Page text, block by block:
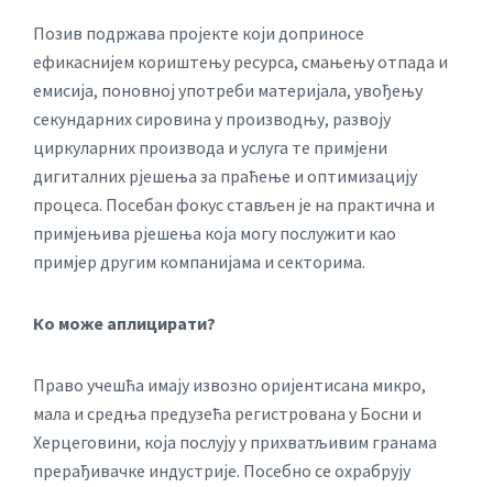
Позив подржава пројекте који доприносе
ефикаснијем кориштењу ресурса, смањењу отпада и
емисија, поновној употреби материјала, увођењу
секундарних сировина у производњу, развоју
циркуларних производа и услуга те примјени
дигиталних рјешења за праћење и оптимизацију
процеса. Посебан фокус стављен је на практична и
примјењива рјешења која могу послужити као
примјер другим компанијама и секторима.
Ко може аплицирати?
Право учешћа имају извозно оријентисана микро,
мала и средња предузећа регистрована у Босни и
Херцеговини, која послују у прихватљивим гранама
прерађивачке индустрије. Посебно се охрабрују